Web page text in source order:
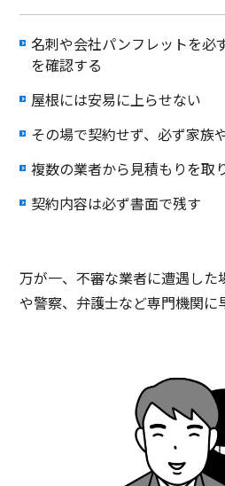
名刺や会社パンフレットを必
を確認する
屋根には安易に上らせない
その場で契約せず、必ず家族
複数の業者から見積もりを取
契約内容は必ず書面で残す
万が一、不審な業者に遭遇した
や警察、弁護士など専門機関に